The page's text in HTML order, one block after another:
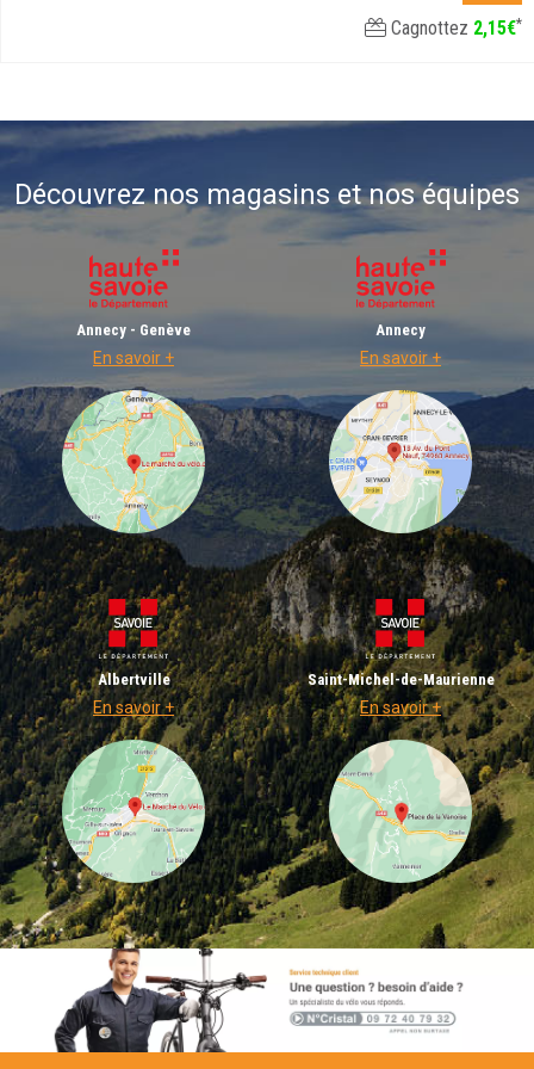
Cagnottez 2,15€*
Découvrez nos magasins et nos équipes
Annecy - Genève
En savoir +
Annecy
En savoir +
Albertville
En savoir +
Saint-Michel-de-Maurienne
En savoir +